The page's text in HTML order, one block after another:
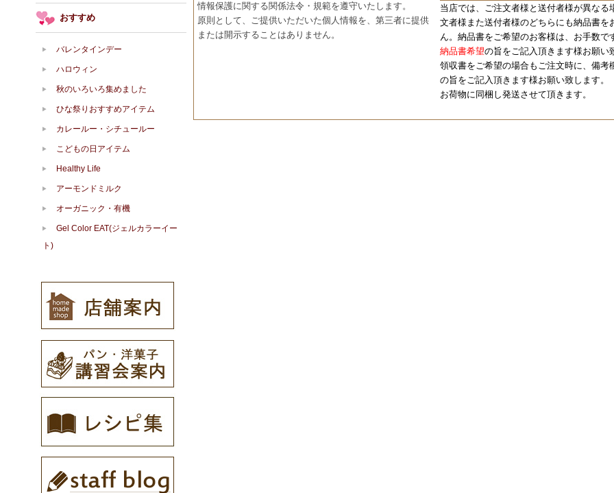
情報保護に関する関係法令・規範を遵守いたします。
原則として、ご提供いただいた個人情報を、第三者に提供
または開示することはありません。
当店では、ご注文者様と送付者様が異なる
文者様また送付者様のどちらにも納品書を
ん。納品書をご希望のお客様は、お手数で
納品書希望の旨をご記入頂きます様お願い
領収書をご希望の場合もご注文時に、備考
の旨をご記入頂きます様お願い致します。
お荷物に同梱し発送させて頂きます。
おすすめ
バレンタインデー
ハロウィン
秋のいろいろ集めました
ひな祭りおすすめアイテム
カレールー・シチュールー
こどもの日アイテム
Healthy Life
アーモンドミルク
オーガニック・有機
Gel Color EAT(ジェルカラーイー
ト)